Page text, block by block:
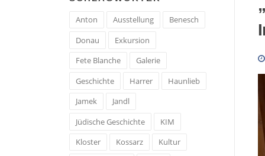
Anton Ausstellung
Benesch
Donau
Exkursion
Fete Blanche
Galerie
Geschichte
Harrer
Haunlieb
Jamek
Jandl
Jüdische Geschichte
KIM
Kloster
Kossarz
Kultur